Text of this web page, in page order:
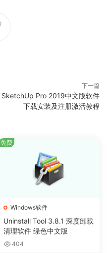
下一篇
SketchUp Pro 2019中文版软件
下载安装及注册激活教程
Windows软件
Uninstall Tool 3.8.1 深度卸载
清理软件 绿色中文版
404
免费